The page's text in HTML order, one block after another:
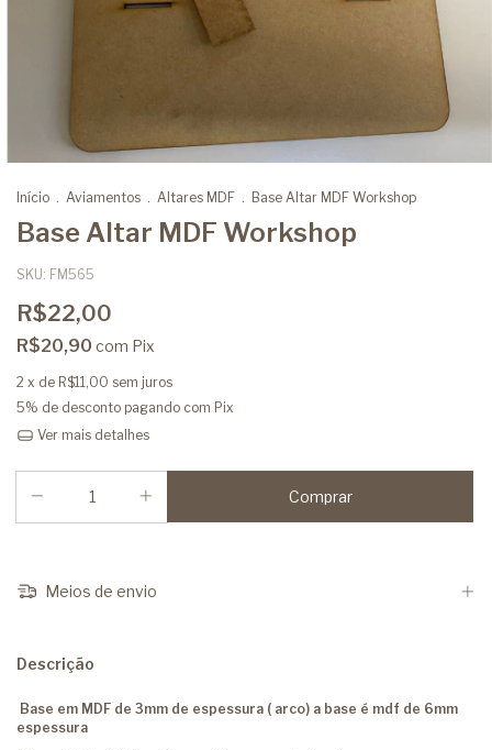
Início . Aviamentos . Altares MDF . Base Altar MDF Workshop
Base Altar MDF Workshop
SKU: FM565
R$22,00
R$20,90 com Pix
2 x de R$11,00 sem juros
5% de desconto pagando com Pix
Ver mais detalhes
Meios de envio
Descrição
Base em MDF de 3mm de espessura ( arco) a base é mdf de 6mm
espessura